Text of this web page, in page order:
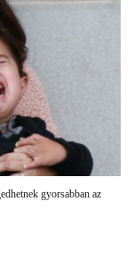
gyorsabban az